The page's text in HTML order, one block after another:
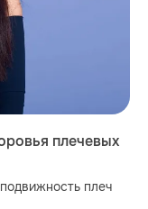
плечевых
плеч